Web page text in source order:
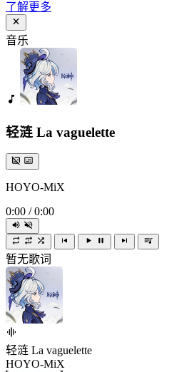
了解更多
音乐
轻涟 La vaguelette
HOYO-MiX
0:00 / 0:00
暂无歌词
轻涟 La vaguelette
HOYO-MiX